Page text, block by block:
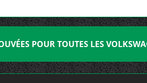
POUR TOUTES LES